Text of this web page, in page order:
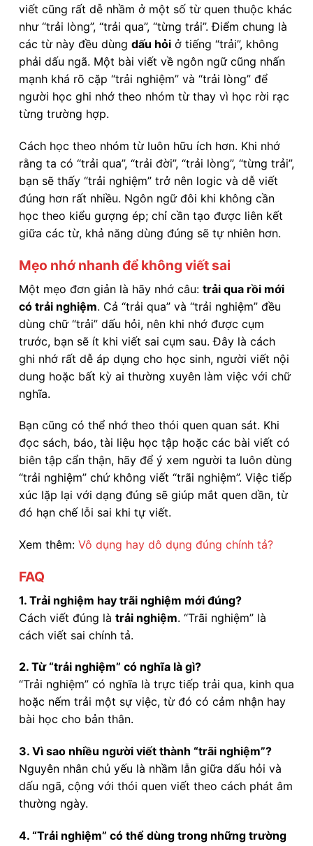
viết cũng rất dễ nhầm ở một số từ quen thuộc khác
như “trải lòng”, “trải qua”, “từng trải”. Điểm chung là
các từ này đều dùng dấu hỏi ở tiếng “trải”, không
phải dấu ngã. Một bài viết về ngôn ngữ cũng nhấn
mạnh khá rõ cặp “trải nghiệm” và “trải lòng” để
người học ghi nhớ theo nhóm từ thay vì học rời rạc
từng trường hợp.
Cách học theo nhóm từ luôn hữu ích hơn. Khi nhớ
rằng ta có “trải qua”, “trải đời”, “trải lòng”, “từng trải”,
bạn sẽ thấy “trải nghiệm” trở nên logic và dễ viết
đúng hơn rất nhiều. Ngôn ngữ đôi khi không cần
học theo kiểu gượng ép; chỉ cần tạo được liên kết
giữa các từ, khả năng dùng đúng sẽ tự nhiên hơn.
Mẹo nhớ nhanh để không viết sai
Một mẹo đơn giản là hãy nhớ câu: trải qua rồi mới
có trải nghiệm. Cả “trải qua” và “trải nghiệm” đều
dùng chữ “trải” dấu hỏi, nên khi nhớ được cụm
trước, bạn sẽ ít khi viết sai cụm sau. Đây là cách
ghi nhớ rất dễ áp dụng cho học sinh, người viết nội
dung hoặc bất kỳ ai thường xuyên làm việc với chữ
nghĩa.
Bạn cũng có thể nhớ theo thói quen quan sát. Khi
đọc sách, báo, tài liệu học tập hoặc các bài viết có
biên tập cẩn thận, hãy để ý xem người ta luôn dùng
“trải nghiệm” chứ không viết “trãi nghiệm”. Việc tiếp
xúc lặp lại với dạng đúng sẽ giúp mắt quen dần, từ
đó hạn chế lỗi sai khi tự viết.
Xem thêm: Vô dụng hay dô dụng đúng chính tả?
FAQ
1. Trải nghiệm hay trãi nghiệm mới đúng?
Cách viết đúng là trải nghiệm. “Trãi nghiệm” là
cách viết sai chính tả.
2. Từ “trải nghiệm” có nghĩa là gì?
“Trải nghiệm” có nghĩa là trực tiếp trải qua, kinh qua
hoặc nếm trải một sự việc, từ đó có cảm nhận hay
bài học cho bản thân.
3. Vì sao nhiều người viết thành “trãi nghiệm”?
Nguyên nhân chủ yếu là nhầm lẫn giữa dấu hỏi và
dấu ngã, cộng với thói quen viết theo cách phát âm
thường ngày.
4. “Trải nghiệm” có thể dùng trong những trường